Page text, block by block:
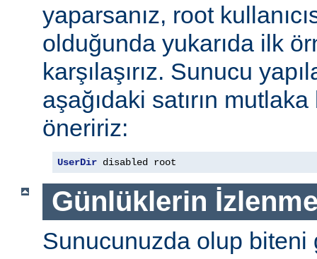
yaparsanız, root
olduğunda yukarıda ilk
karşılaşırız. Sunucu
aşağıdaki satırın mutlaka
öneririz:
UserDir disabled root
Günlüklerin
Sunucunuzda olup